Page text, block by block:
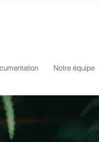
Notre équipe